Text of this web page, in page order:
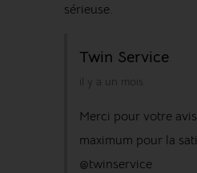
sérieuse.
Twin Service
il y a un mois
Merci pour votre
maximum pour la
@twinservice